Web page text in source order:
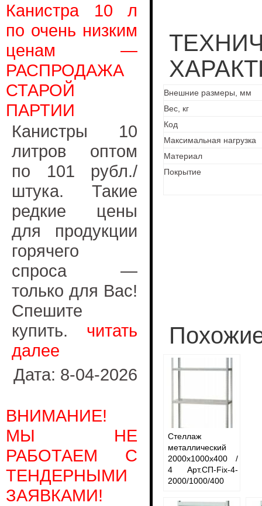
Канистра 10 л
по очень низким
ценам —
РАСПРОДАЖА
СТАРОЙ
ПАРТИИ
Канистры 10
литров оптом
по 101 рубл./
штука. Такие
редкие цены
для продукции
горячего
спроса —
только для Вас!
Спешите
купить. читать
далее
Дата: 8-04-2026
ВНИМАНИЕ!
МЫ НЕ
РАБОТАЕМ С
ТЕНДЕРНЫМИ
ЗАЯВКАМИ!
Внешние размеры, мм
Вес, кг
Код
Максимальная нагрузка
Материал
Покрытие
Стеллаж
металлический
2000x1000x400 /
4 Арт.СП-Fix-4-
2000/1000/400